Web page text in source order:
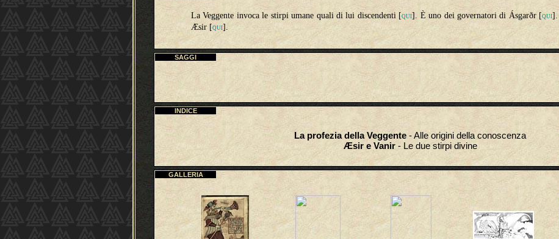
La Veggente invoca le stirpi umane quali di lui discendenti [QUI]. È uno dei governatori di Ásgarðr [QUI].
Æsir [QUI].
SAGGI
INDICE
La profezia della Veggente - Alle origini della conoscenza
Æsir e Vanir- Le due stirpi divine
GALLERIA